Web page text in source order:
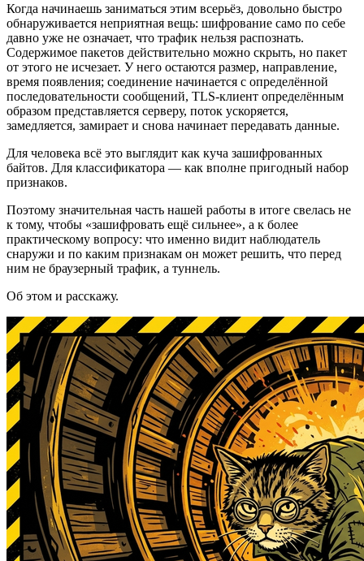
Когда начинаешь заниматься этим всерьёз, довольно быстро
обнаруживается неприятная вещь: шифрование само по себе
давно уже не означает, что трафик нельзя распознать.
Содержимое пакетов действительно можно скрыть, но пакет
от этого не исчезает. У него остаются размер, направление,
время появления; соединение начинается с определённой
последовательности сообщений, TLS-клиент определённым
образом представляется серверу, поток ускоряется,
замедляется, замирает и снова начинает передавать данные.
Для человека всё это выглядит как куча зашифрованных
байтов. Для классификатора — как вполне пригодный набор
признаков.
Поэтому значительная часть нашей работы в итоге свелась не
к тому, чтобы «зашифровать ещё сильнее», а к более
практическому вопросу: что именно видит наблюдатель
снаружи и по каким признакам он может решить, что перед
ним не браузерный трафик, а туннель.
Об этом и расскажу.